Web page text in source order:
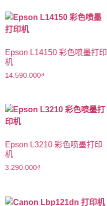
Epson L14150 彩色喷墨打印
机
14.590.000₫
Epson L3210 彩色喷墨打印
机
3.290.000₫